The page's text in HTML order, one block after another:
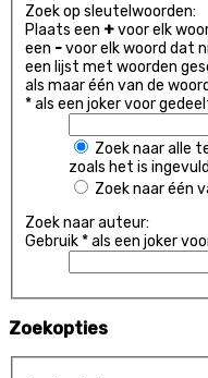
Zoek op sleutelwoorden:
Plaats een +voor elk
een -voor elk woord dat
een lijst met woorden
als maar één van de
* als een joker voor
Zoek naar alle
zoals het is ingevuld
Zoek naar één
Zoek naar auteur:
Gebruik * als een joker
Zoekopties